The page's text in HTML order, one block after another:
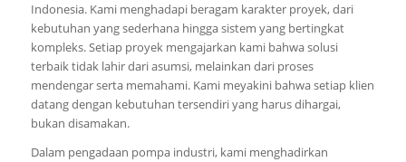
Indonesia. Kami menghadapi beragam karakter proyek, dari
kebutuhan yang sederhana hingga sistem yang bertingkat
kompleks. Setiap proyek mengajarkan kami bahwa solusi
terbaik tidak lahir dari asumsi, melainkan dari proses
mendengar serta memahami. Kami meyakini bahwa setiap klien
datang dengan kebutuhan tersendiri yang harus dihargai,
bukan disamakan.
Dalam pengadaan pompa industri, kami menghadirkan